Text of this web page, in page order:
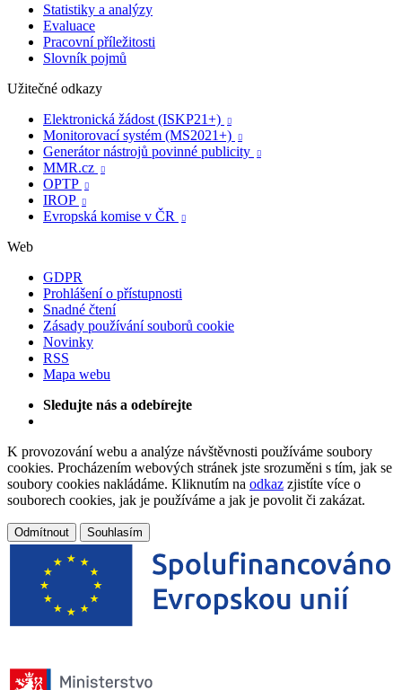
Statistiky a analýzy
Evaluace
Pracovní příležitosti
Slovník pojmů
Užitečné odkazy
Elektronická žádost (ISKP21+)

Monitorovací systém (MS2021+) 
Generátor nástrojů povinné publicity 
MMR.cz 
OPTP 
IROP 
Evropská komise v ČR 
Web
GDPR
Prohlášení o přístupnosti
Snadné čtení
Zásady používání souborů cookie
Novinky
RSS
Mapa webu
Sledujte nás a odebírejte
K provozování webu a analýze návštěvnosti používáme soubory
cookies. Procházením webových stránek jste srozuměni s tím, jak se
soubory cookies nakládáme. Kliknutím na odkaz zjistíte více o
souborech cookies, jak je používáme a jak je povolit či zakázat.
Odmítnout Souhlasím